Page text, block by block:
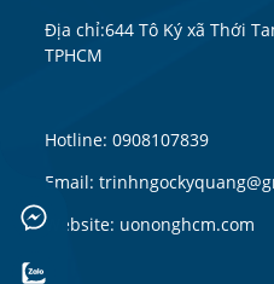
Địa chỉ:644 Tô Ký xã Thới
TPHCM
Hotline: 0908107839
Email:
Website: uononghcm.com